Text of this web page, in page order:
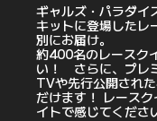
ギャルズ・パラダイ
キットに登場したレ
別にお届け。
約400名のレースク
い！ さらに、プレ
TVや先行公開され
だけます！ レース
イトで感じてくださ